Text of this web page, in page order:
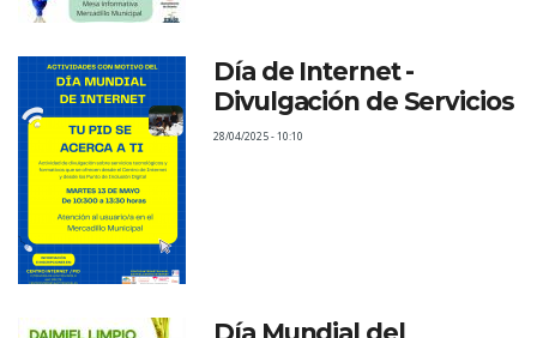
Día de Internet -
Divulgación de Servicios
28/04/2025 - 10:10